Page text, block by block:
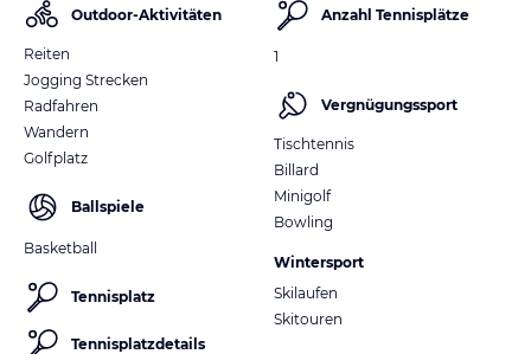
Outdoor-Aktivitäten
Reiten
Jogging Strecken
Radfahren
Wandern
Golfplatz
Ballspiele
Basketball
Tennisplatz
Tennisplatzdetails
Anzahl Tennisplätze
1
Vergnügungssport
Tischtennis
Billard
Minigolf
Bowling
Wintersport
Skilaufen
Skitouren